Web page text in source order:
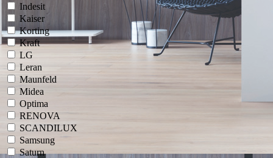
Indesit
Kaiser
Korting
Kraft
LG
Leran
Maunfeld
Midea
Optima
RENOVA
SCANDILUX
Samsung
Saturn